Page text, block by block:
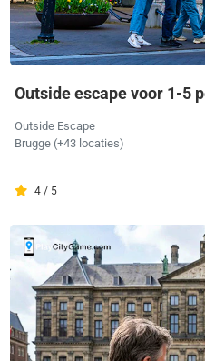
Outside escape voor 1-5
Outside Escape
Brugge (+43 locaties)
4 / 5